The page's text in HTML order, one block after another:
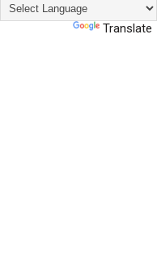
Translate